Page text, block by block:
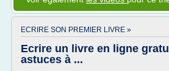
ECRIRE SON PREMIER LIVRE »
Ecrire un livre en ligne
astuces à ...